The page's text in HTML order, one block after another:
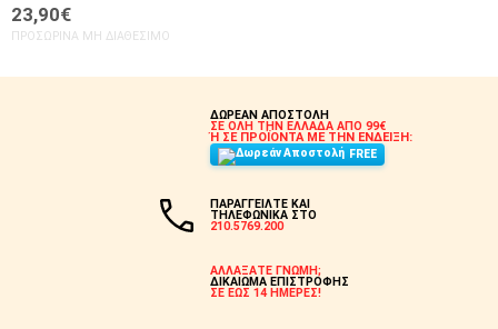
23,90€
ΠΡΟΣΩΡΙΝΆ ΜΗ ΔΙΑΘΈΣΙΜΟ
ΔΩΡΕΑΝ ΑΠΟΣΤΟΛΗ
ΣΕ ΟΛΗ ΤΗΝ ΕΛΛΑΔΑ ΑΠΟ 99€
Ή ΣΕ ΠΡΟΪΟΝΤΑ ΜΕ ΤΗΝ ΕΝΔΕΙΞΗ:
FREE
ΠΑΡΑΓΓΕΙΛΤΕ ΚΑΙ
ΤΗΛΕΦΩΝΙΚΑ ΣΤΟ
210.5769.200
ΑΛΛΑΞΑΤΕ ΓΝΩΜΗ;
ΔΙΚΑΙΩΜΑ ΕΠΙΣΤΡΟΦΗΣ
ΣΕ ΕΩΣ 14 ΗΜΕΡΕΣ!